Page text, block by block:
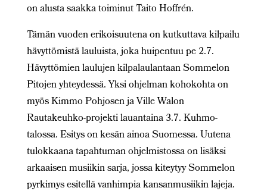
on alusta saakka toiminut Taito Hoffrén.
Tämän vuoden erikoisuutena on kutkuttava kilpailu
hävyttömistä lauluista, joka huipentuu pe 2.7.
Hävyttömien laulujen kilpalaulantaan Sommelon
Pitojen yhteydessä. Yksi ohjelman kohokohta on
myös Kimmo Pohjosen ja Ville Walon
Rautakeuhko-projekti lauantaina 3.7. Kuhmo-
talossa. Esitys on kesän ainoa Suomessa. Uutena
tulokkaana tapahtuman ohjelmistossa on lisäksi
arkaaisen musiikin sarja, jossa kiteytyy Sommelon
pyrkimys esitellä vanhimpia kansanmusiikin lajeja.